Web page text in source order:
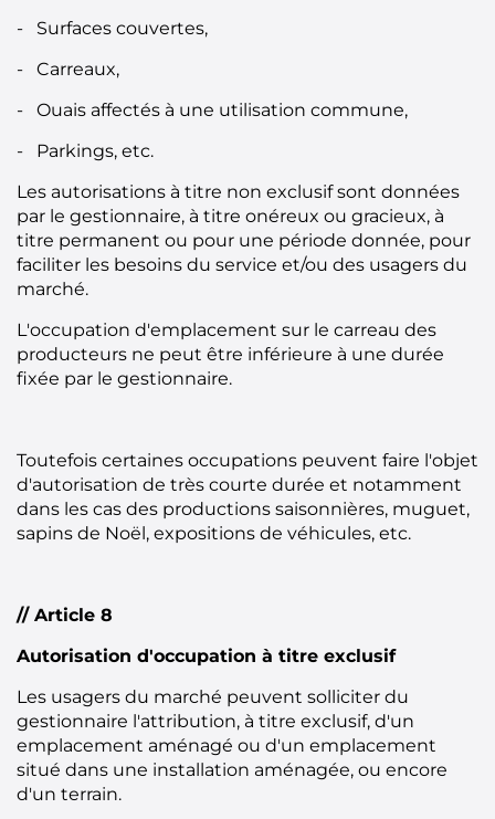
- Surfaces couvertes,
- Carreaux,
- Ouais affectés à une utilisation commune,
- Parkings, etc.
Les autorisations à titre non exclusif sont données
par le gestionnaire, à titre onéreux ou gracieux, à
titre permanent ou pour une période donnée, pour
faciliter les besoins du service et/ou des usagers du
marché.
L'occupation d'emplacement sur le carreau des
producteurs ne peut être inférieure à une durée
fixée par le gestionnaire.
Toutefois certaines occupations peuvent faire l'objet
d'autorisation de très courte durée et notamment
dans les cas des productions saisonnières, muguet,
sapins de Noël, expositions de véhicules, etc.
// Article 8
Autorisation d'occupation à titre exclusif
Les usagers du marché peuvent solliciter du
gestionnaire l'attribution, à titre exclusif, d'un
emplacement aménagé ou d'un emplacement
situé dans une installation aménagée, ou encore
d'un terrain.